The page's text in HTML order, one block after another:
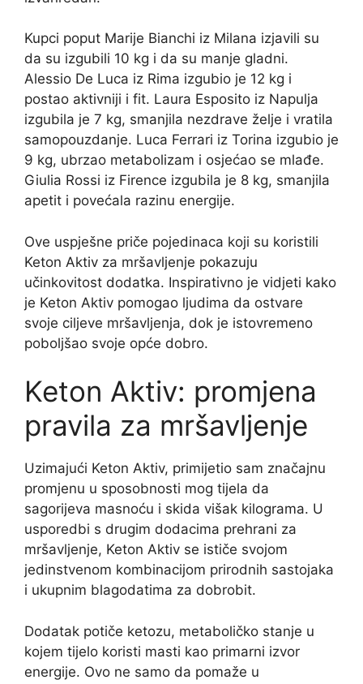
Kupci poput Marije Bianchi iz Milana izjavili su
da su izgubili 10 kg i da su manje gladni.
Alessio De Luca iz Rima izgubio je 12 kg i
postao aktivniji i fit. Laura Esposito iz Napulja
izgubila je 7 kg, smanjila nezdrave želje i vratila
samopouzdanje. Luca Ferrari iz Torina izgubio je
9 kg, ubrzao metabolizam i osjećao se mlađe.
Giulia Rossi iz Firence izgubila je 8 kg, smanjila
apetit i povećala razinu energije.
Ove uspješne priče pojedinaca koji su koristili
Keton Aktiv za mršavljenje pokazuju
učinkovitost dodatka. Inspirativno je vidjeti kako
je Keton Aktiv pomogao ljudima da ostvare
svoje ciljeve mršavljenja, dok je istovremeno
poboljšao svoje opće dobro.
Keton Aktiv: promjena
pravila za mršavljenje
Uzimajući Keton Aktiv, primijetio sam značajnu
promjenu u sposobnosti mog tijela da
sagorijeva masnoću i skida višak kilograma. U
usporedbi s drugim dodacima prehrani za
mršavljenje, Keton Aktiv se ističe svojom
jedinstvenom kombinacijom prirodnih sastojaka
i ukupnim blagodatima za dobrobit.
Dodatak potiče ketozu, metaboličko stanje u
kojem tijelo koristi masti kao primarni izvor
energije. Ovo ne samo da pomaže u